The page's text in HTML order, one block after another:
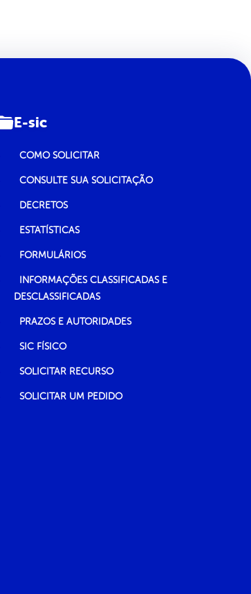
E-sic
COMO SOLICITAR
CONSULTE SUA SOLICITAÇÃO
DECRETOS
ESTATÍSTICAS
FORMULÁRIOS
INFORMAÇÕES CLASSIFICADAS E
DESCLASSIFICADAS
PRAZOS E AUTORIDADES
SIC FÍSICO
SOLICITAR RECURSO
SOLICITAR UM PEDIDO